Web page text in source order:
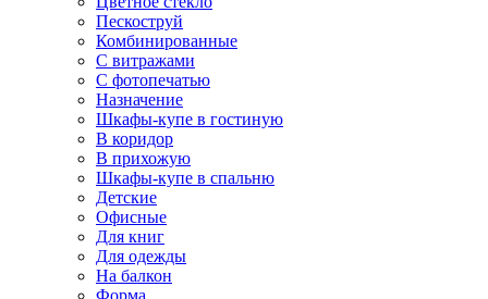
Пескоструй
Комбинированные
С витражами
С фотопечатью
Назначение
Шкафы-купе в гостиную
В коридор
В прихожую
Шкафы-купе в спальню
Детские
Офисные
Для книг
Для одежды
На балкон
Форма